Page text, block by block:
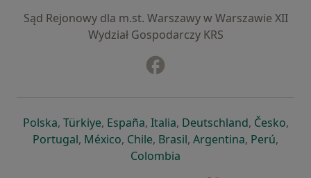
Sąd Rejonowy dla m.st. Warszawy w Warszawie XII
Wydział Gospodarczy KRS
Polskaotwiera się w nowej karcie
, Türkiyeotwiera się w nowej karcie
, Españaotwiera się w nowej karcie
, Italiaotwiera się w nowej
, Deutschlandotwiera się
, Česko,
Portugalotwiera się w nowej karcie
, Méxicootwiera się w nowej karcie
, Chileotwiera się w nowej karcie
, Brasilotwiera się w nowej
, Argentinaotwiera się
, Perú,
Colombia